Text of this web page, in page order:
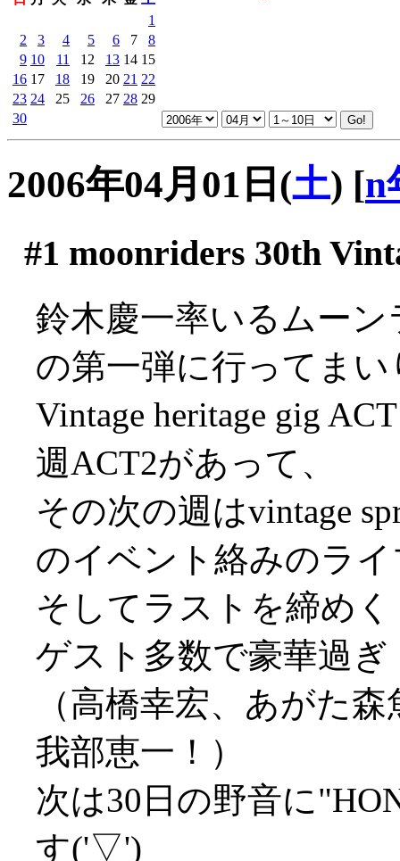
1
2
3 4 5 6 7
8
9 10 11 12 13 14 15
16 17 18 19 20 21 22
23 24 25 26 27 28 29
30
2006年04月01日(土) [n
#1 moonriders 30th
鈴木慶一率いるムー
の第一弾に行ってま
Vintage heritage gig
週ACT2があって、
その次の週はvintage
のイベント絡みのラ
そしてラストを締め
ゲスト多数で豪華過ぎ
（高橋幸宏、あがた
我部恵一！）
次は30日の野音に
す('▽')